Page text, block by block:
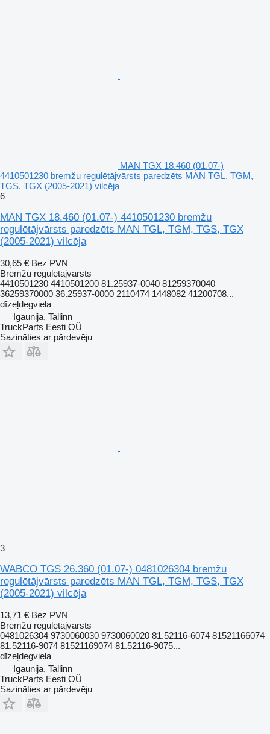
MAN TGX 18.460 (01.07-)
4410501230 bremžu regulētājvārsts paredzēts MAN TGL, TGM,
TGS, TGX (2005-2021) vilcēja
6
MAN TGX 18.460 (01.07-) 4410501230 bremžu
regulētājvārsts paredzēts MAN TGL, TGM, TGS, TGX
(2005-2021) vilcēja
30,65 € Bez PVN
Bremžu regulētājvārsts
4410501230 4410501200 81.25937-0040 81259370040
36259370000 36.25937-0000 2110474 1448082 41200708...
dīzeļdegviela
Igaunija, Tallinn
TruckParts Eesti OÜ
Sazināties ar pārdevēju
3
WABCO TGS 26.360 (01.07-) 0481026304 bremžu
regulētājvārsts paredzēts MAN TGL, TGM, TGS, TGX
(2005-2021) vilcēja
13,71 € Bez PVN
Bremžu regulētājvārsts
0481026304 9730060030 9730060020 81.52116-6074 81521166074
81.52116-9074 81521169074 81.52116-9075...
dīzeļdegviela
Igaunija, Tallinn
TruckParts Eesti OÜ
Sazināties ar pārdevēju